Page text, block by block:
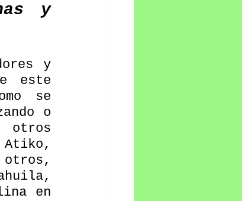
y
este
se
o
otros
en